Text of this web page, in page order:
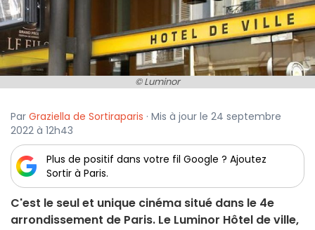
© Luminor
Par Graziella de Sortiraparis · Mis à jour le 24 septembre
2022 à 12h43
Plus de positif dans votre fil Google ? Ajoutez
Sortir à Paris.
C'est le seul et unique cinéma situé dans le 4e
arrondissement de Paris. Le Luminor Hôtel de ville,